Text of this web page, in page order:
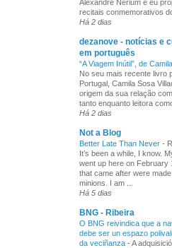
Alexandre Nerium e eu
recitais conmemorativos do
Há 2 dias
dezanove - notícias e
em português
“A Viagem Inútil”, de
No seu mais recente livro
Portugal, Camila Sosa
origem da sua relação
tanto enquanto leitora
Há 2 dias
Not a Blog
Better Late Than Never -
It’s been a while, I know.
went up here on February
that came after were
minions. I am ...
Há 5 dias
BNG - Ribeira
O BNG reivindica que a
debe ser un espazo
da veciñanza - A